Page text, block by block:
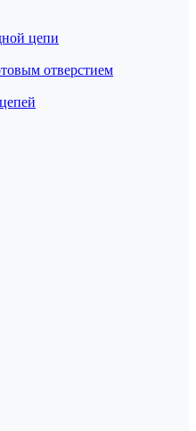
цепи
отверстием